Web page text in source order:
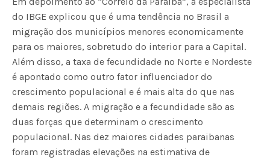
do IBGE explicou que é uma tendência no Brasil a
migração dos municípios menores economicamente
para os maiores, sobretudo do interior para a Capital.
Além disso, a taxa de fecundidade no Norte e Nordeste
é apontado como outro fator influenciador do
crescimento populacional e é mais alta do que nas
demais regiões. A migração e a fecundidade são as
duas forças que determinam o crescimento
populacional. Nas dez maiores cidades paraibanas
foram registradas elevações na estimativa de